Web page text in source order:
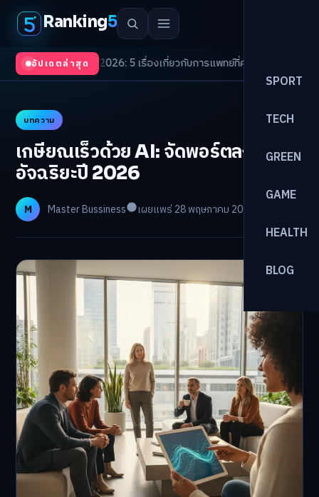
Ranking5
SPORT
TECH
GREEN
GAME
HEALTH
BLOG
อัปเดตล่าสุด
2026: 5 เรื่องเกี่ยวกับการแพทย์ที่ควรรู้/ดอกเบี้ยขาขึ้นรอบใหม่! จัด
บทความ
เกษียณเร็วด้วย AI: จัดพอร์ตลงทุน
อัจฉริยะปี 2026
M Master Bussiness เผยแพร่ 28 พฤษภาคม 2026